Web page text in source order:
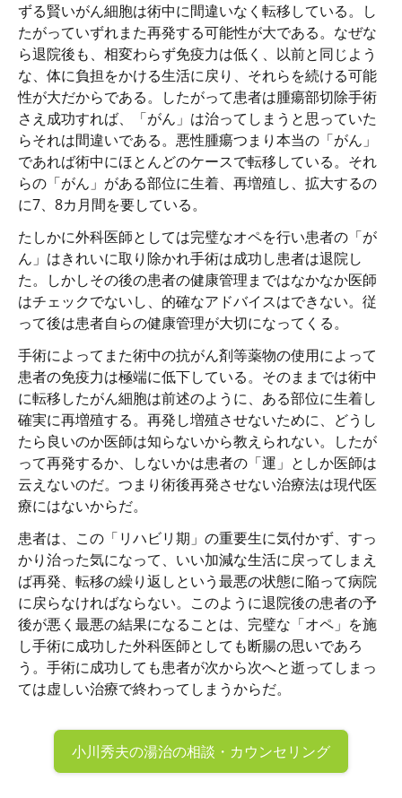
ずる賢いがん細胞は術中に間違いなく転移している。し
たがっていずれまた再発する可能性が大である。なぜな
ら退院後も、相変わらず免疫力は低く、以前と同じよう
な、体に負担をかける生活に戻り、それらを続ける可能
性が大だからである。したがって患者は腫瘍部切除手術
さえ成功すれば、「がん」は治ってしまうと思っていた
らそれは間違いである。悪性腫瘍つまり本当の「がん」
であれば術中にほとんどのケースで転移している。それ
らの「がん」がある部位に生着、再増殖し、拡大するの
に7、8カ月間を要している。
たしかに外科医師としては完璧なオペを行い患者の「が
ん」はきれいに取り除かれ手術は成功し患者は退院し
た。しかしその後の患者の健康管理まではなかなか医師
はチェックでないし、的確なアドバイスはできない。従
って後は患者自らの健康管理が大切になってくる。
手術によってまた術中の抗がん剤等薬物の使用によって
患者の免疫力は極端に低下している。そのままでは術中
に転移したがん細胞は前述のように、ある部位に生着し
確実に再増殖する。再発し増殖させないために、どうし
たら良いのか医師は知らないから教えられない。したが
って再発するか、しないかは患者の「運」としか医師は
云えないのだ。つまり術後再発させない治療法は現代医
療にはないからだ。
患者は、この「リハビリ期」の重要生に気付かず、すっ
かり治った気になって、いい加減な生活に戻ってしまえ
ば再発、転移の繰り返しという最悪の状態に陥って病院
に戻らなければならない。このように退院後の患者の予
後が悪く最悪の結果になることは、完璧な「オペ」を施
し手術に成功した外科医師としても断腸の思いであろ
う。手術に成功しても患者が次から次へと逝ってしまっ
ては虚しい治療で終わってしまうからだ。
小川秀夫の湯治の相談・カウンセリング